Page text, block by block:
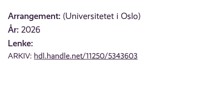
Arrangement: (Universitetet i Oslo)
År: 2026
Lenke:
ARKIV: hdl.handle.net/11250/5343603